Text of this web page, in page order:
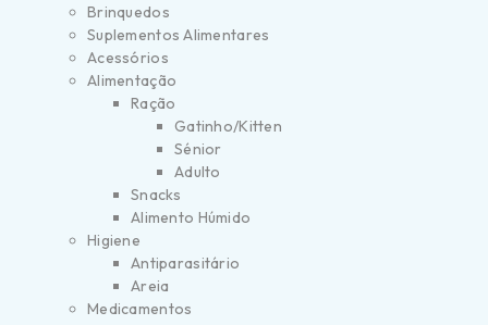
Brinquedos
Suplementos Alimentares
Acessórios
Alimentação
Ração
Gatinho/Kitten
Sénior
Adulto
Snacks
Alimento Húmido
Higiene
Antiparasitário
Areia
Medicamentos